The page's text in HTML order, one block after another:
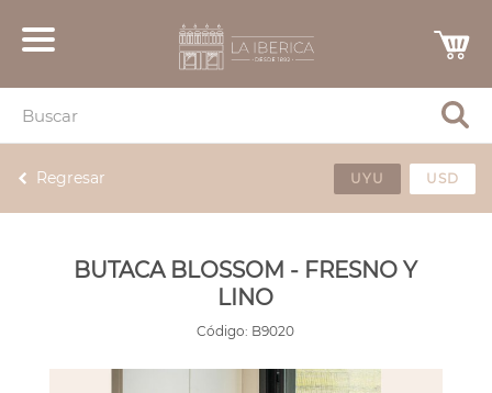
Regresar UYU USD
BUTACA BLOSSOM - FRESNO Y
LINO
Código: B9020